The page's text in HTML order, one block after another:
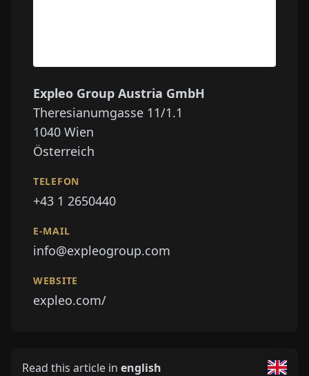
Expleo Group Austria GmbH
Theresianumgasse 11/1.1
1040 Wien
Österreich
TELEFON
+43 1 2650440
E-MAIL
info@expleogroup.com
WEBSITE
expleo.com/
Read this article in english